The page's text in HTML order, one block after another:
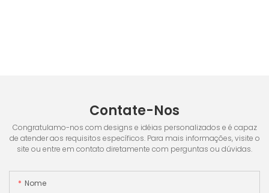
Contate-Nos
Congratulamo-nos com designs e idéias personalizados e é capaz
de atender aos requisitos específicos. Para mais informações, visite o
site ou entre em contato diretamente com perguntas ou dúvidas.
Nome